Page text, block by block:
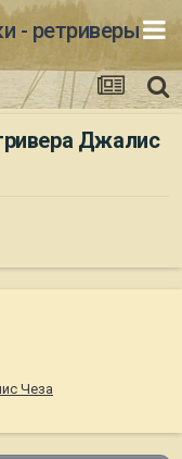
- ретриверы
Джалис
Чеза